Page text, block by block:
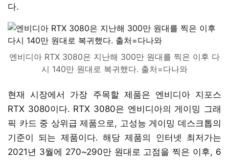
다.
엔비디아 RTX 3080은 지난해 300만 원대를 찍은 이후 다
시 140만 원대로 복귀했다. 출처=다나와
현재 시장에서 가장 주목할 제품은 엔비디아 지포스
RTX 3080이다. RTX 3080은 엔비디아의 게이밍 그래
픽 카드 중 상위급 제품으로, 고성능 게이밍 데스크톱의
기준이 되는 제품이다. 해당 제품의 인터넷 최저가는
2021년 3월에 270~290만 원대로 고점을 찍은 이후, 6